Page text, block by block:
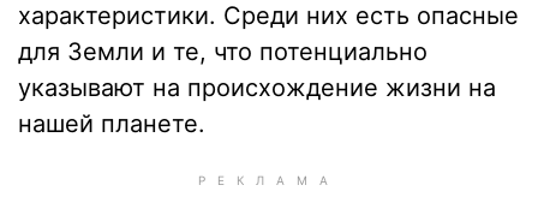
характеристики. Среди них есть опасные
для Земли и те, что потенциально
указывают на происхождение жизни на
нашей планете.